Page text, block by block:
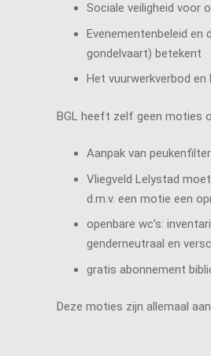
Sociale veiligheid voor
Evenementenbeleid
gondelvaart) betekent
Het vuurwerkverbod
BGL heeft zelf geen moties
Aanpak van
Vliegveld Lelystad
d.m.v. een motie een
openbare wc’s:
genderneutraal en
gratis abonnement
Deze moties zijn allemaal